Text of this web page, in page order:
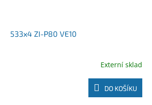
533x4 ZI-P80 VE10
Externí sklad
DO KOŠÍKU